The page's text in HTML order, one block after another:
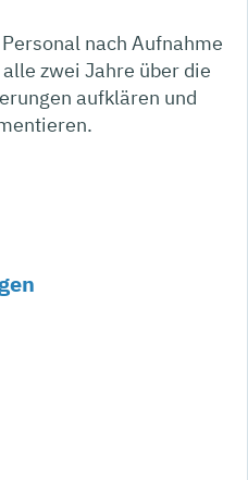
nach Aufnahme
zwei Jahre über die
aufklären und